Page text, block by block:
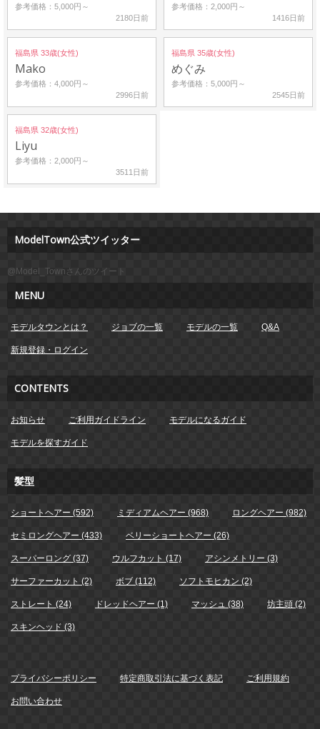
参考価格：5,000円～
2180日前
参考価格：2,000円～
1416日前
福島県 33歳(女性)
Mako
参考価格：4,000円～
2996日前
福島県 35歳(女性)
めぐみ
参考価格：5,000円～
2545日前
福島県 32歳(女性)
Liyu
参考価格：2,000円～
3511日前
ModelTown公式ツイッター
@Model_Townさんのツイート
MENU
モデルタウンとは？ ジョブの一覧 モデルの一覧 Q&A
新規登録・ログイン
CONTENTS
お知らせ ご利用ガイドライン モデルになるガイド
モデルを探すガイド
髪型
ショートヘアー (592) ミディアムヘアー (968) ロングヘアー (982)
セミロングヘアー (433) ベリーショートヘアー (26)
スーパーロング (37) ウルフカット (17) アシンメトリー (3)
サーファーカット (2) ボブ (112) ソフトモヒカン (2)
ストレート (24) ドレッドヘアー (1) マッシュ (38) 坊主頭 (2)
スキンヘッド (3)
プライバシーポリシー 特定商取引法に基づく表記 ご利用規約
お問い合わせ